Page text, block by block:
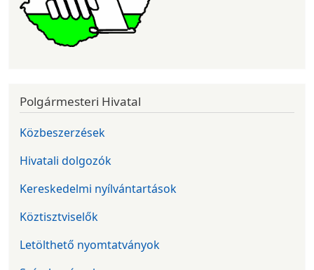
Polgármesteri Hivatal
Közbeszerzések
Hivatali dolgozók
Kereskedelmi nyílvántartások
Köztisztviselők
Letölthető nyomtatványok